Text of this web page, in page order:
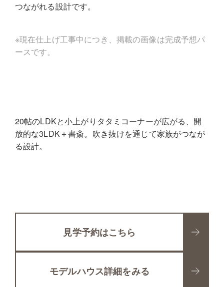
つながれる設計です。
※現在仕上げ工事中につき、掲載の画像は完成予想パ
ースです。
20帖のLDKと小上がりタタミコーナーが広がる、開
放的な3LDK＋書斎。吹き抜けを通じて家族がつなが
る設計。
見学予約はこちら
モデルハウス詳細をみる